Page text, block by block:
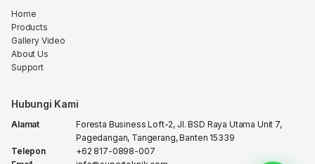
Home
Products
Gallery Video
About Us
Support
Hubungi Kami
Alamat
Foresta Business Loft-2, Jl. BSD Raya Utama Unit 7,
Pagedangan, Tangerang, Banten 15339
Telepon
+62 817-0898-007